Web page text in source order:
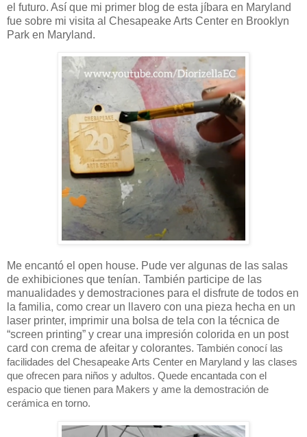
el futuro. Así que mi primer blog de esta jíbara en Maryland
fue sobre mi visita al Chesapeake Arts Center en Brooklyn
Park en Maryland.
Me encantó el open house. Pude ver algunas de las salas
de exhibiciones que tenían. También participe de las
manualidades y demostraciones para el disfrute de todos en
la familia, como crear un llavero con una pieza hecha en un
laser printer, imprimir una bolsa de tela con la técnica de
“screen printing” y crear una impresión colorida en un post
card con crema de afeitar y colorantes. También conocí las
facilidades del Chesapeake Arts Center en Maryland y las clases
que ofrecen para niños y adultos. Quede encantada con el
espacio que tienen para Makers y ame la demostración de
cerámica en torno.